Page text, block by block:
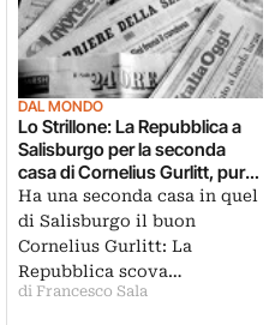
DAL MONDO
Lo Strillone: La Repubblica a
Salisburgo per la seconda
casa di Cornelius Gurlitt, pure
questa piena di opere
sottratte dai nazisti agli ebrei.
E poi Baricco ministro al posto
di Bray, Rutelli in campo per
difendere i tesori della Siria,
Ha una seconda casa in quel
di Salisburgo il buon
Cornelius Gurlitt: La
Repubblica scova…
di Francesco Sala